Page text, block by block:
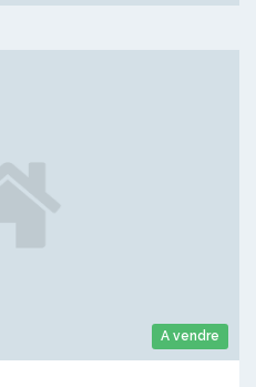
A vendre